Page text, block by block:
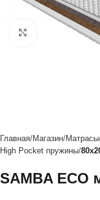
Нажмите,
Главная Магазин Матрасы
High Pocket пружины
SAMBA ECO